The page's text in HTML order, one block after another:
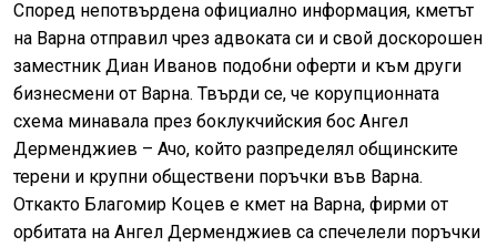
Според непотвърдена официално информация, кметът
на Варна отправил чрез адвоката си и свой доскорошен
заместник Диан Иванов подобни оферти и към други
бизнесмени от Варна. Твърди се, че корупционната
схема минавала през боклукчийския бос Ангел
Дерменджиев – Ачо, който разпределял общинските
терени и крупни обществени поръчки във Варна.
Откакто Благомир Коцев е кмет на Варна, фирми от
орбитата на Ангел Дерменджиев са спечелели поръчки